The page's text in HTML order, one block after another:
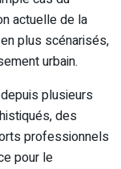
actuelle de la
plus scénarisés,
urbain.
plusieurs
des
professionnels
pour le